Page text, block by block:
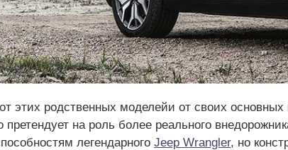
этих родственных моделейи от своих основных
претендует на роль более реального
легендарного Jeep Wrangler, но